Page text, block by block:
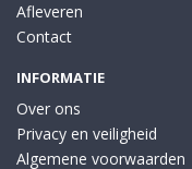
Afleveren
Contact
INFORMATIE
Over ons
Privacy en veiligheid
Algemene voorwaarden